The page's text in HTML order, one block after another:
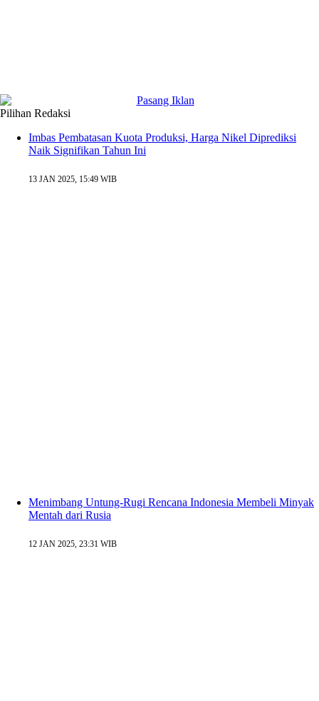
Pilihan Redaksi
Imbas Pembatasan Kuota Produksi, Harga Nikel Diprediksi
Naik Signifikan Tahun Ini
13 JAN 2025, 15:49 WIB
Menimbang Untung-Rugi Rencana Indonesia Membeli Minyak
Mentah dari Rusia
12 JAN 2025, 23:31 WIB